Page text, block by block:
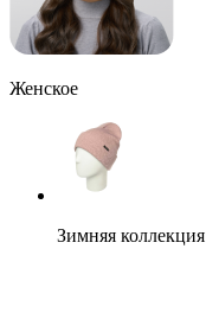
Женское
Зимняя коллекция